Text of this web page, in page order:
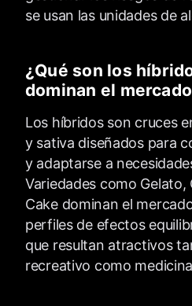
se usan las unidades de
¿Qué son los
dominan el
Los híbridos son cruces
y sativa diseñados para
y adaptarse a
Variedades como Gelato,
Cake dominan el
perfiles de efectos
que resultan atractivos
recreativo como